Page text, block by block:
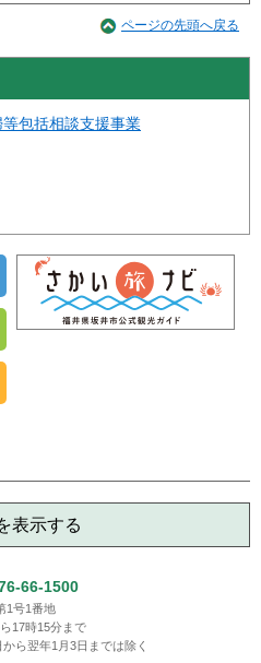
ページの先頭へ戻る
包括相談支援事業
表示する
66-1500
1号1番地
17時15分まで
ら翌年1月3日までは除く